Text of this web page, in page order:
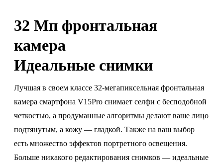
32 Мп фронтальная
камера
Идеальные снимки
Лучшая в своем классе 32-мегапиксельная фронтальная
камера смартфона V15Pro снимает селфи с бесподобной
четкостью, а продуманные алгоритмы делают ваше лицо
подтянутым, а кожу — гладкой. Также на ваш выбор
есть множество эффектов портретного освещения.
Больше никакого редактирования снимков — идеальные